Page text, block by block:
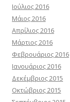
Ιούλιος 2016
Μάιος 2016
Απρίλιος 2016
Μάρτιος 2016
Φεβρουάριος 2016
Ιανουάριος 2016
Δεκέμβριος 2015
Οκτώβριος 2015